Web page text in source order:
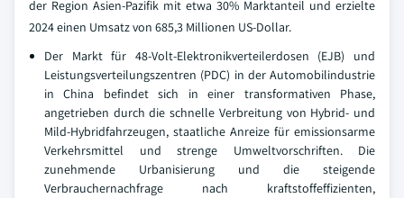
der Region Asien-Pazifik mit etwa 30% Marktanteil und erzielte
2024 einen Umsatz von 685,3 Millionen US-Dollar.
Der Markt für 48-Volt-Elektronikverteilerdosen (EJB) und
Leistungsverteilungszentren (PDC) in der Automobilindustrie
in China befindet sich in einer transformativen Phase,
angetrieben durch die schnelle Verbreitung von Hybrid- und
Mild-Hybridfahrzeugen, staatliche Anreize für emissionsarme
Verkehrsmittel und strenge Umweltvorschriften. Die
zunehmende Urbanisierung und die steigende
Verbrauchernachfrage nach kraftstoffeffizienten,